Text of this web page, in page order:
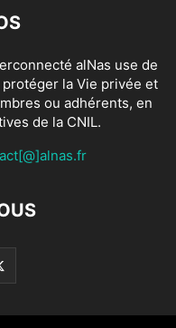
alNas use de
la Vie privée et
ou adhérents, en
de la CNIL.